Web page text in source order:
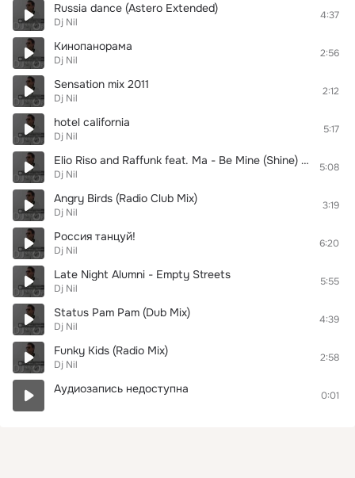
Russia dance (Astero Extended)
Dj Nil
4:37
Кинопанорама
Dj Nil
2:56
Sensation mix 2011
Dj Nil
2:12
hotel california
Dj Nil
5:17
Elio Riso and Raffunk feat. Ma - Be Mine (Shine) ( Elektro Groove Ibiza mix)
Dj Nil
5:08
Angry Birds (Radio Club Mix)
Dj Nil
3:19
Россия танцуй!
Dj Nil
6:20
Late Night Alumni - Empty Streets
Dj Nil
5:55
Status Pam Pam (Dub Mix)
Dj Nil
4:39
Funky Kids (Radio Mix)
Dj Nil
2:58
Аудиозапись недоступна 0:01